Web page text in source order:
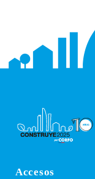
Accesos